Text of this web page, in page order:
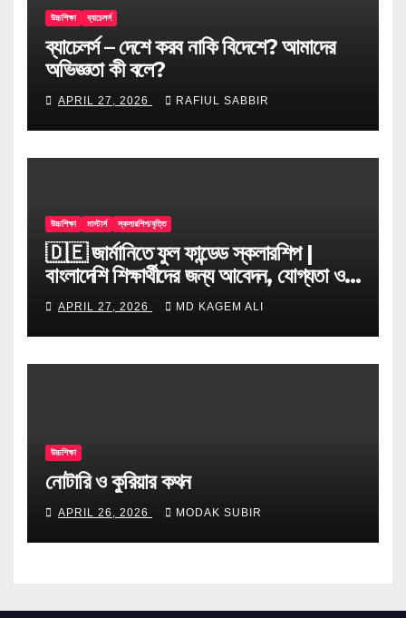
উচ্চশিক্ষা ব্যাচেলর্স
ব্যাচেলর্স – দেশে করব নাকি বিদেশে? আমাদের
অভিজ্ঞতা কী বলে?
APRIL 27, 2026 RAFIUL SABBIR
উচ্চশিক্ষা মাস্টার্স স্কলারশিপ/বৃত্তি
🇩🇪 জার্মানিতে ফুল ফান্ডেড স্কলারশিপ |
বাংলাদেশি শিক্ষার্থীদের জন্য আবেদন, যোগ্যতা ও
টিপস
APRIL 27, 2026 MD KAGEM ALI
উচ্চশিক্ষা
নোটারি ও কুরিয়ার কথন
APRIL 26, 2026 MODAK SUBIR